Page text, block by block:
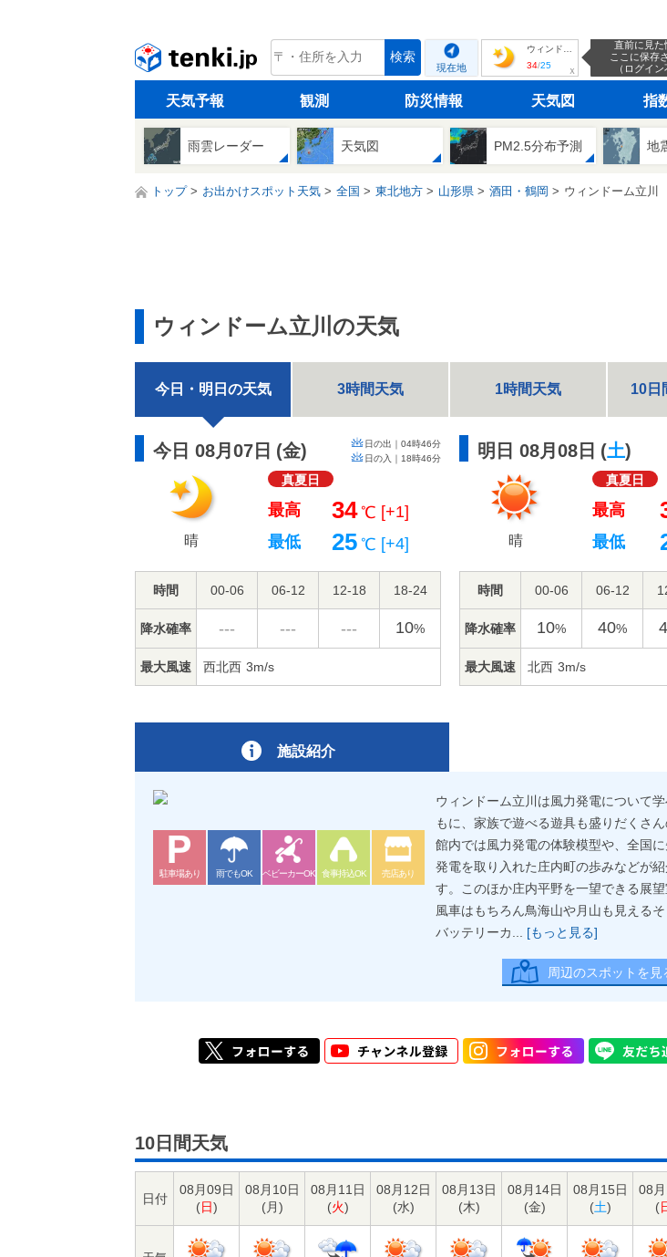
tenki.jp 検索
現在地
34/25 ｘ
直前に見た
ここに保存
（ログイン
天気予報 観測 防災情報 天気図 指
雨雲レーダー 天気図 PM2.5分布予測 地
トップ お出かけスポット天気 全国 東北地方 山形県 酒田・鶴岡 ウィンドーム立川
ウィンドーム立川の天気
今日・明日の天気 3時間天気 1時間天気 10日
今日 08月07日 (金) 日の出｜ 04時46分
日の入｜ 18時46分
晴
真夏日
最高 34 ℃ [+1]
最低
25 ℃ [+4]
時間 00-06 06-12 12-18 18-24
降水確率 --- --- --- 10%
最大風速 西北西 3m/s
明日 08月08日 (土)
晴
真夏日
最高
最低
時間 00-06 06-12
降水確率 10% 40%
最大風速 北西 3m/s
施設紹介
駐車場あり 雨でもOK ベビーカーOK 食事持込OK 売店あり
ウィンドーム立川は風力発電について
もに、家族で遊べる遊具も盛りだくさん
館内では風力発電の体験模型や、全国
発電を取り入れた庄内町の歩みなどが
す。このほか庄内平野を一望できる展望
風車はもちろん鳥海山や月山も見える
バッテリーカ... [もっと見る]
周辺のスポットを見
10日間天気
日付
08月09日
(日)
08月10日
(月)
08月11日
(火)
08月12日
(水)
08月13日
(木)
08月14日
(金)
08月15日
(土)
08
(